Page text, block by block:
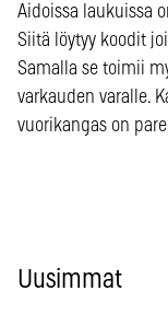
Aidoissa laukuissa
Siitä löytyy koodit
Samalla se toimii
varkauden varalle.
vuorikangas on
Uusimmat